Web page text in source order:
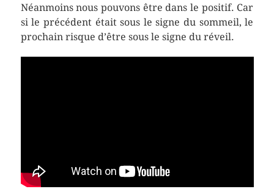
Néanmoins nous pouvons être dans le positif. Car
si le précédent était sous le signe du sommeil, le
prochain risque d’être sous le signe du réveil.